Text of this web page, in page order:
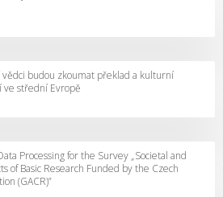
budou zkoumat překlad a kulturní
ve střední Evropě
Processing for the Survey „Societal and
of Basic Research Funded by the Czech
(GACR)”